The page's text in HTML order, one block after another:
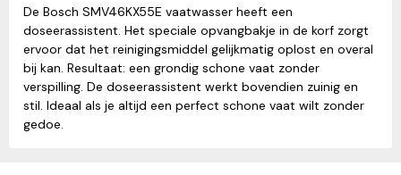
De Bosch SMV46KX55E vaatwasser heeft een
doseerassistent. Het speciale opvangbakje in de korf zorgt
ervoor dat het reinigingsmiddel gelijkmatig oplost en overal
bij kan. Resultaat: een grondig schone vaat zonder
verspilling. De doseerassistent werkt bovendien zuinig en
stil. Ideaal als je altijd een perfect schone vaat wilt zonder
gedoe.